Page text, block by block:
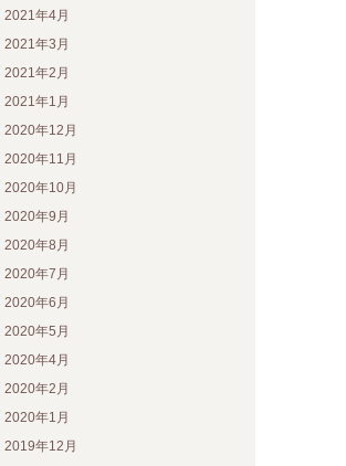
2021年4月
2021年3月
2021年2月
2021年1月
2020年12月
2020年11月
2020年10月
2020年9月
2020年8月
2020年7月
2020年6月
2020年5月
2020年4月
2020年2月
2020年1月
2019年12月